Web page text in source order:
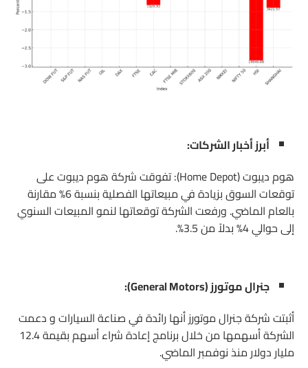
أبرز أخبار الشركات:
هوم ديبوت (Home Depot): تفوقت شركة هوم ديبوت على
توقعات السوق بزيادة في مبيعاتها الفصلية بنسبة 6% مقارنة
بالعام الماضي. ورفعت الشركة توقعاتها لنمو المبيعات السنوي
إلى حوالي 4% بدلاً من 3.5%.
جنرال موتورز (General Motors):
أثبتت شركة جنرال موتورز أنها رائدة في صناعة السيارات و دعمت
الشركة أسهمها من خلال برنامج إعادة شراء أسهم بقيمة 12.4
مليار دولار منذ نوفمبر الماضي.